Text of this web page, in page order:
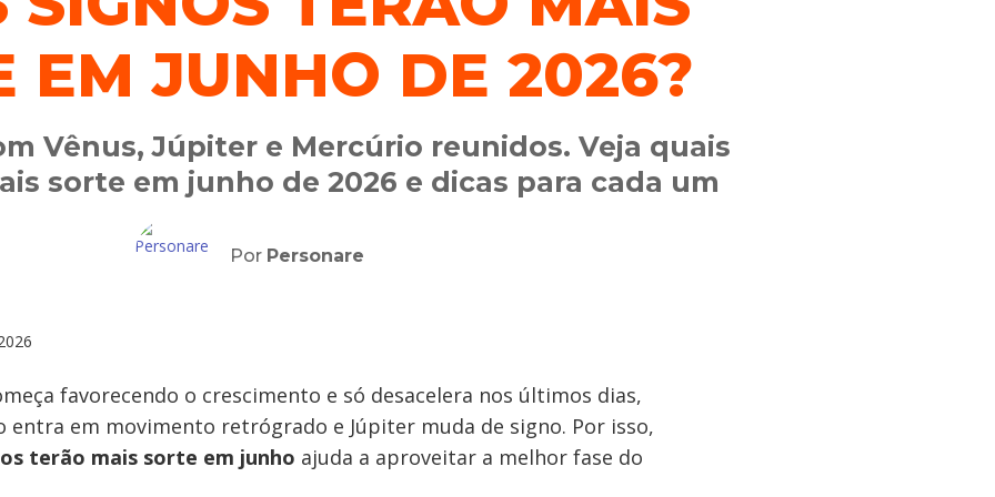
EM JUNHO DE 2026?
Vênus, Júpiter e Mercúrio reunidos. Veja quais
sorte em junho de 2026 e dicas para cada um
Por Personare
favorecendo o crescimento e só desacelera nos últimos dias,
entra em movimento retrógrado e Júpiter muda de signo. Por isso,
terão mais sorte em junho ajuda a aproveitar a melhor fase do